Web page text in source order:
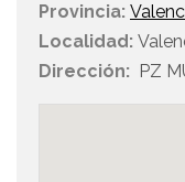
Provincia:
Localidad:
Dirección: PZ